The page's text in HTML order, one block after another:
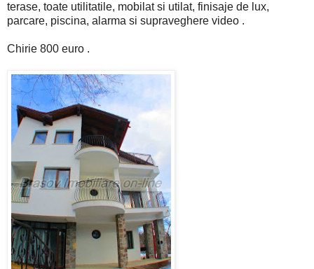
terase, toate utilitatile, mobilat si utilat, finisaje de lux,
parcare, piscina, alarma si supraveghere video .
Chirie 800 euro .